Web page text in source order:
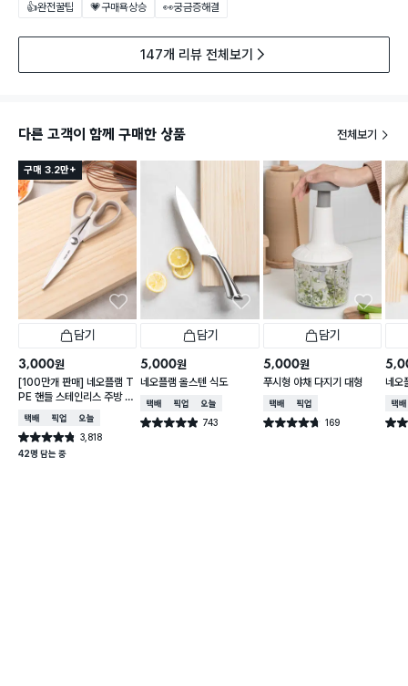
👍완전꿀팁 💗구매욕상승 👀궁금증해결
147개 리뷰 전체보기
다른 고객이 함께 구매한 상품 전체보기
구매 3.2만+
담기
3,000원
[100만개 판매] 네오플램 T
PE 핸들 스테인리스 주방 가
위
택배배송매장픽업오늘배송
별점 4.8점 3,818
건 작성
42명 담는 중
담기
5,000원
네오플램 올스텐 식도
택배배송매장픽업오늘배송
별점 4.9점 743
건 작성
담기
5,000원
푸시형 야채 다지기 대형
택배배송매장픽업
별점 4.7점 169
건 작성
네오
택배
별점